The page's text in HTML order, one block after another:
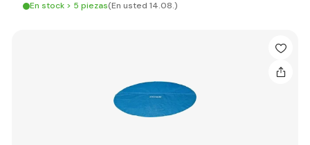
En stock > 5 piezas(En usted 14.08.)